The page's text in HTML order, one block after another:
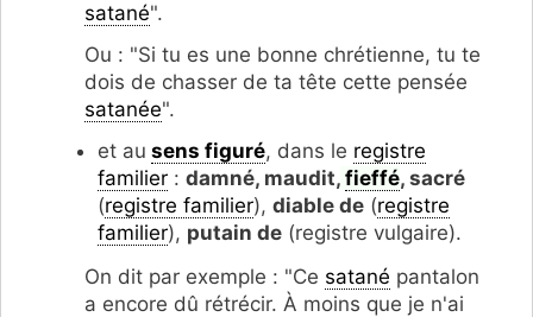
satané".
Ou : "Si tu es une bonne chrétienne, tu te
dois de chasser de ta tête cette pensée
satanée".
et au sens figuré, dans le registre
familier : damné, maudit, fieffé, sacré
(registre familier), diable de (registre
familier), putain de (registre vulgaire).
On dit par exemple : "Ce satané pantalon
a encore dû rétrécir. À moins que je n'ai